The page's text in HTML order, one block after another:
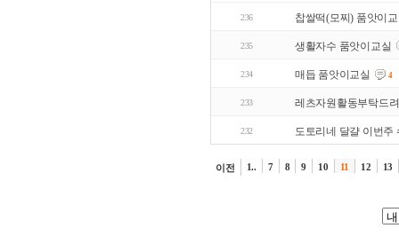
236 찹쌀떡(모찌) 품앗이
235 생활자수 품앗이교실
234 매듭 품앗이교실 4
233 레츠자원활동부탁드
232 도토리네 달걀 이번주
이전 1.. 7 8 9 10 11 12 13